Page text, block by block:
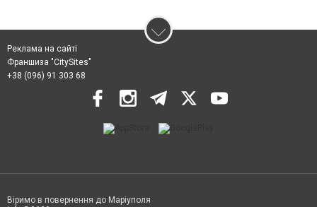
Реклама на сайті
Франшиза "CitySites"
+38 (096) 91 303 68
Віримо в повернення до Маріуполя